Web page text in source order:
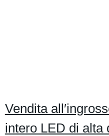
Vendita
intero LED di alta